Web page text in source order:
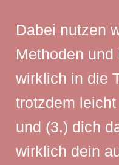
Dabei nutzen
Methoden
wirklich in die
trotzdem
und (3.) dich
wirklich dein